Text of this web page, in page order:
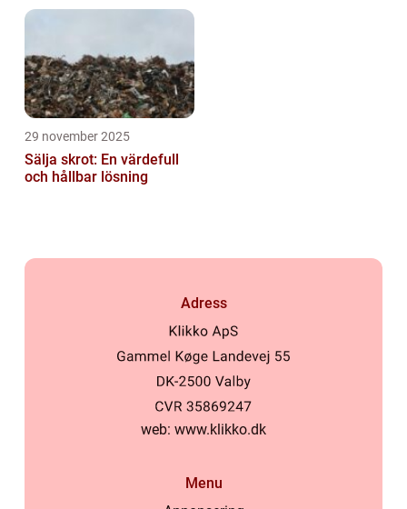
29 november 2025
Sälja skrot: En värdefull
och hållbar lösning
Adress
web: www.klikko.dk
Menu